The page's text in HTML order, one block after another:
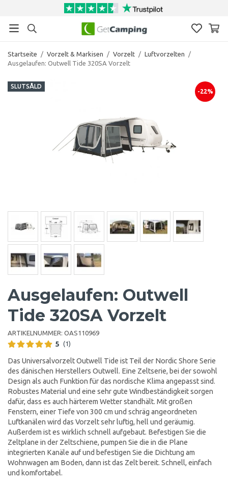
Startseite / Vorzelt & Markisen / Vorzelt / Luftvorzelten
/
Ausgelaufen: Outwell Tide 320SA Vorzelt
SLUTSÅLD
-22%
Ausgelaufen: Outwell
Tide 320SA Vorzelt
ARTIKELNUMMER: OAS110969
5 (1)
Das Universalvorzelt Outwell Tide ist Teil der Nordic Shore Serie
des dänischen Herstellers Outwell. Eine Zeltserie, bei der sowohl
Design als auch Funktion für das nordische Klima angepasst sind.
Robustes Material und eine sehr gute Windbeständigkeit sorgen
dafür, dass es auch härterem Wetter standhält. Mit großen
Fenstern, einer Tiefe von 300 cm und schräg angeordneten
Luftkanälen wird das Vorzelt sehr luftig, hell und geräumig.
Außerdem ist es wirklich schnell aufgebaut. Befestigen Sie die
Zeltplane in der Zeltschiene, pumpen Sie die in die Plane
integrierten Kanäle auf und befestigen Sie die Dichtung am
Wohnwagen am Boden, dann ist das Zelt bereit. Schnell, einfach
und komfortabel.